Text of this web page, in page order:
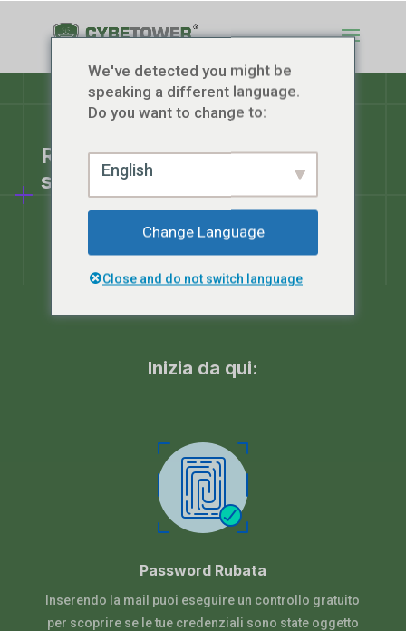
Risorse gratuite per la tua
sicurezza
Inizia da qui:
Password Rubata
Inserendo la mail puoi eseguire un controllo gratuito
per scoprire se le tue credenziali sono state oggetto
We've detected you might be
speaking a different language.
Do you want to change to:
English
Change Language
Close and do not switch language